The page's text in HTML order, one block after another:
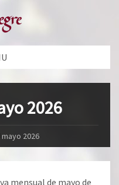
2026
2026
mensual de mayo de